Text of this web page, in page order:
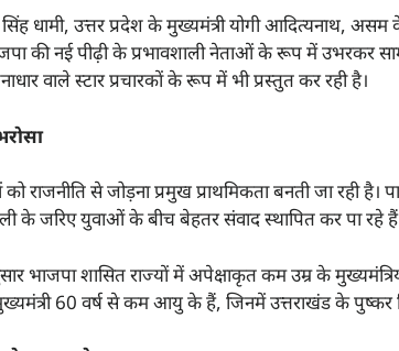
धामी, उत्तर प्रदेश के मुख्यमंत्री योगी आदित्यनाथ,
की नई पीढ़ी के प्रभावशाली नेताओं के रूप में उभरकर
वाले स्टार प्रचारकों के रूप में भी प्रस्तुत कर रही है।
राजनीति से जोड़ना प्रमुख प्राथमिकता बनती जा रही है।
के जरिए युवाओं के बीच बेहतर संवाद स्थापित कर पा रहे
भाजपा शासित राज्यों में अपेक्षाकृत कम उम्र के
60 वर्ष से कम आयु के हैं, जिनमें उत्तराखंड के पुष्कर